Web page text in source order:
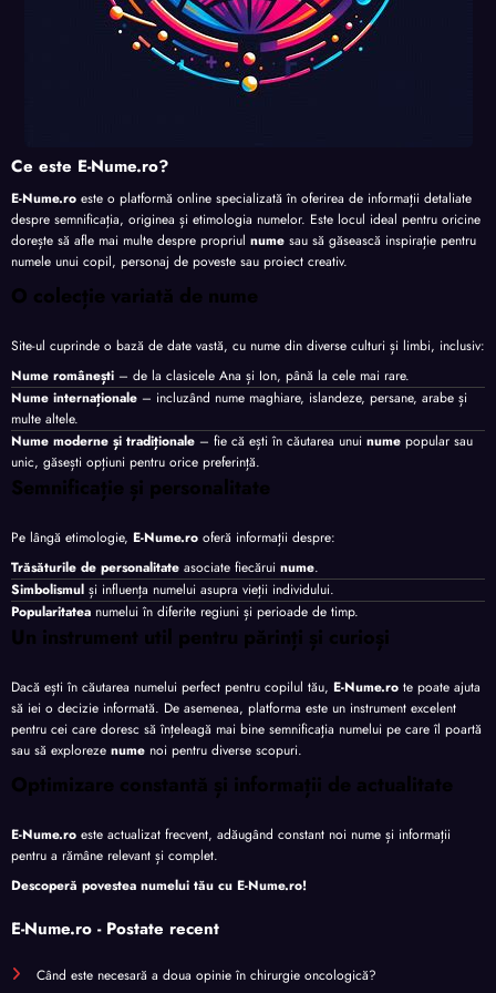
Ce este E-Nume.ro?
E-Nume.ro este o platformă online specializată în oferirea de informații detaliate
despre semnificația, originea și etimologia numelor. Este locul ideal pentru oricine
dorește să afle mai multe despre propriul nume sau să găsească inspirație pentru
numele unui copil, personaj de poveste sau proiect creativ.
O colecție variată de nume
Site-ul cuprinde o bază de date vastă, cu nume din diverse culturi și limbi, inclusiv:
Nume românești – de la clasicele Ana și Ion, până la cele mai rare.
Nume internaționale – incluzând nume maghiare, islandeze, persane, arabe și
multe altele.
Nume moderne și tradiționale – fie că ești în căutarea unui nume popular sau
unic, găsești opțiuni pentru orice preferință.
Semnificație și personalitate
Pe lângă etimologie, E-Nume.ro oferă informații despre:
Trăsăturile de personalitate asociate fiecărui nume.
Simbolismul și influența numelui asupra vieții individului.
Popularitatea numelui în diferite regiuni și perioade de timp.
Un instrument util pentru părinți și curioși
Dacă ești în căutarea numelui perfect pentru copilul tău, E-Nume.ro te poate ajuta
să iei o decizie informată. De asemenea, platforma este un instrument excelent
pentru cei care doresc să înțeleagă mai bine semnificația numelui pe care îl poartă
sau să exploreze nume noi pentru diverse scopuri.
Optimizare constantă și informații de actualitate
E-Nume.ro este actualizat frecvent, adăugând constant noi nume și informații
pentru a rămâne relevant și complet.
Descoperă povestea numelui tău cu E-Nume.ro!
E-Nume.ro - Postate recent
Când este necesară a doua opinie în chirurgie oncologică?